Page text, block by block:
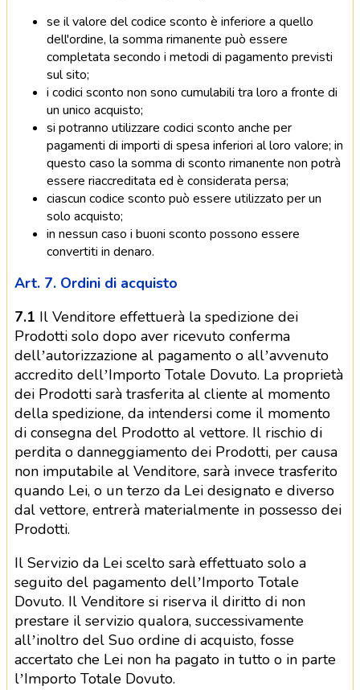
se il valore del codice sconto è inferiore a quello
dell'ordine, la somma rimanente può essere
completata secondo i metodi di pagamento previsti
sul sito;
i codici sconto non sono cumulabili tra loro a fronte di
un unico acquisto;
si potranno utilizzare codici sconto anche per
pagamenti di importi di spesa inferiori al loro valore; in
questo caso la somma di sconto rimanente non potrà
essere riaccreditata ed è considerata persa;
ciascun codice sconto può essere utilizzato per un
solo acquisto;
in nessun caso i buoni sconto possono essere
convertiti in denaro.
Art. 7. Ordini di acquisto
7.1 Il Venditore effettuerà la spedizione dei
Prodotti solo dopo aver ricevuto conferma
dell’autorizzazione al pagamento o all’avvenuto
accredito dell’Importo Totale Dovuto. La proprietà
dei Prodotti sarà trasferita al cliente al momento
della spedizione, da intendersi come il momento
di consegna del Prodotto al vettore. Il rischio di
perdita o danneggiamento dei Prodotti, per causa
non imputabile al Venditore, sarà invece trasferito
quando Lei, o un terzo da Lei designato e diverso
dal vettore, entrerà materialmente in possesso dei
Prodotti.
Il Servizio da Lei scelto sarà effettuato solo a
seguito del pagamento dell’Importo Totale
Dovuto. Il Venditore si riserva il diritto di non
prestare il servizio qualora, successivamente
all’inoltro del Suo ordine di acquisto, fosse
accertato che Lei non ha pagato in tutto o in parte
l’Importo Totale Dovuto.